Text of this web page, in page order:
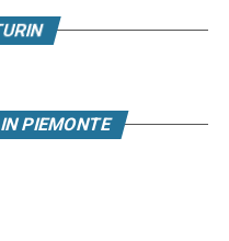
PIEMONTE